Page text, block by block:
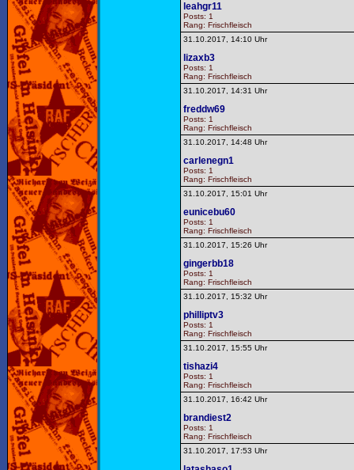
leahgr11
Posts: 1
Rang: Frischfleisch
31.10.2017, 14:10 Uhr
lizaxb3
Posts: 1
Rang: Frischfleisch
31.10.2017, 14:31 Uhr
freddw69
Posts: 1
Rang: Frischfleisch
31.10.2017, 14:48 Uhr
carlenegn1
Posts: 1
Rang: Frischfleisch
31.10.2017, 15:01 Uhr
eunicebu60
Posts: 1
Rang: Frischfleisch
31.10.2017, 15:26 Uhr
gingerbb18
Posts: 1
Rang: Frischfleisch
31.10.2017, 15:32 Uhr
philliptv3
Posts: 1
Rang: Frischfleisch
31.10.2017, 15:55 Uhr
tishazi4
Posts: 1
Rang: Frischfleisch
31.10.2017, 16:42 Uhr
brandiest2
Posts: 1
Rang: Frischfleisch
31.10.2017, 17:53 Uhr